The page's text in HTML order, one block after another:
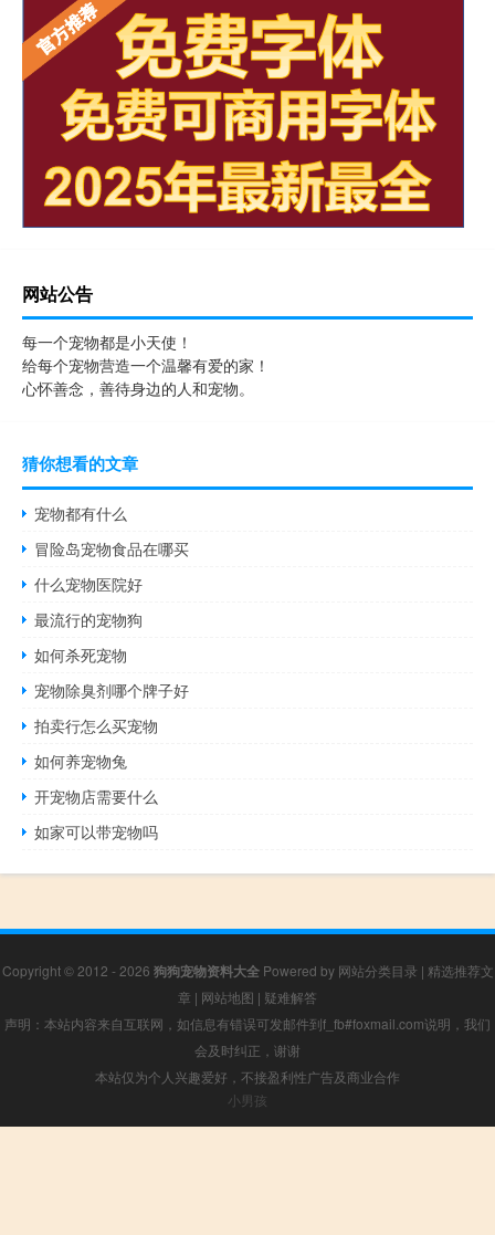
网站公告
每一个宠物都是小天使！
给每个宠物营造一个温馨有爱的家！
心怀善念，善待身边的人和宠物。
猜你想看的文章
宠物都有什么
冒险岛宠物食品在哪买
什么宠物医院好
最流行的宠物狗
如何杀死宠物
宠物除臭剂哪个牌子好
拍卖行怎么买宠物
如何养宠物兔
开宠物店需要什么
如家可以带宠物吗
Copyright © 2012 - 2026 狗狗宠物资料大全Powered by 网站分类目录 | 精选推荐文
章 | 网站地图 | 疑难解答
声明：本站内容来自互联网，如信息有错误可发邮件到f_fb#foxmail.com说明，我们
会及时纠正，谢谢
本站仅为个人兴趣爱好，不接盈利性广告及商业合作
小男孩